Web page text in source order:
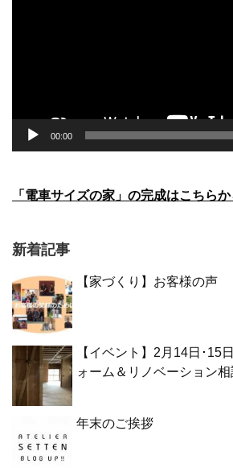
00:00
「電車サイズの家」の完成はこちらか
新着記事
【家づくり】お客様の声
【イベント】2月14日･15
ォーム＆リノベーション相
年末のご挨拶